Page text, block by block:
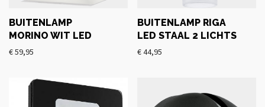
BUITENLAMP
MORINO WIT LED
€59,95
BUITENLAMP RIGA
LED STAAL 2 LICHTS
€44,95